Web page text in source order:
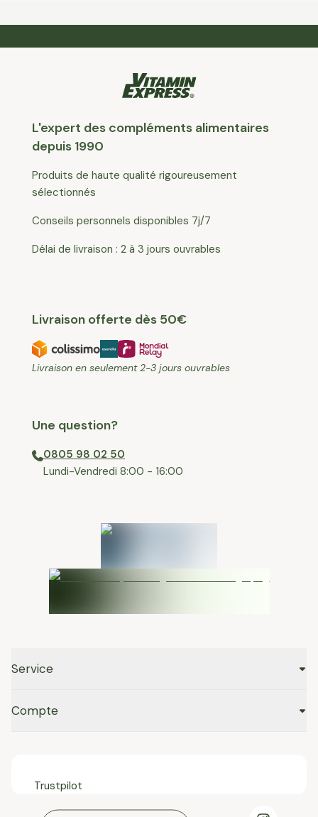
L'expert des compléments alimentaires
depuis 1990
Produits de haute qualité rigoureusement
sélectionnés
Conseils personnels disponibles 7j/7
Délai de livraison : 2 à 3 jours ouvrables
Livraison offerte dès 50€
Livraison en seulement 2-3 jours ouvrables
Une question?
0805 98 02 50
⁠Lundi-Vendredi 8:00 - 16:00
Service
Compte
Trustpilot